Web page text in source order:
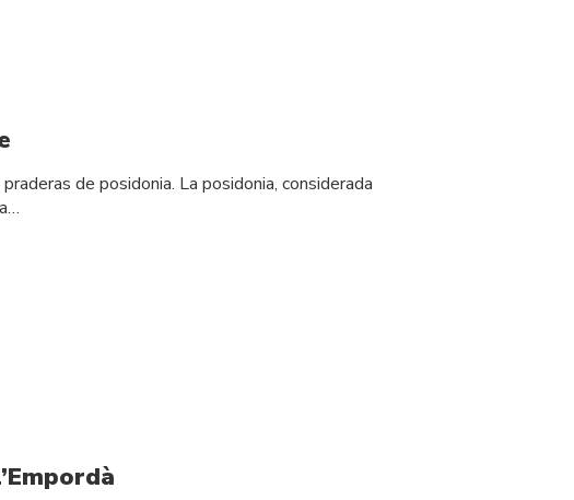
de posidonia. La posidonia, considerada